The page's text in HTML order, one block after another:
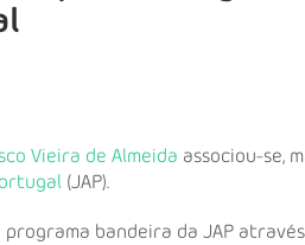
Vieira de Almeida associou-se,
(JAP).
programa bandeira da JAP